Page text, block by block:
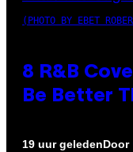
(PHOTO BY EBET
8 R&B
Be Better
19 uur geledenDoor